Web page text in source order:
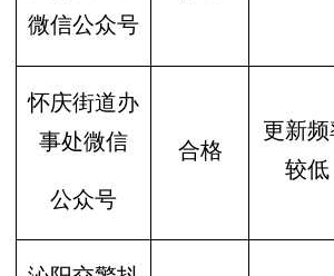
微信公众号
怀庆街道办
事处微信
公众号
合格
更新
较低